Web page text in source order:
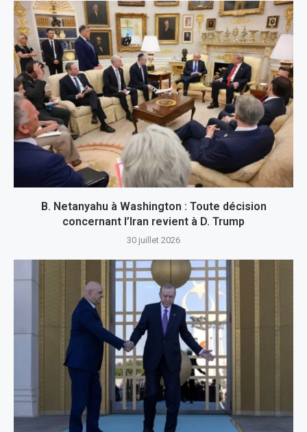
B. Netanyahu à Washington : Toute décision
concernant l’Iran revient à D. Trump
30 juillet 2026